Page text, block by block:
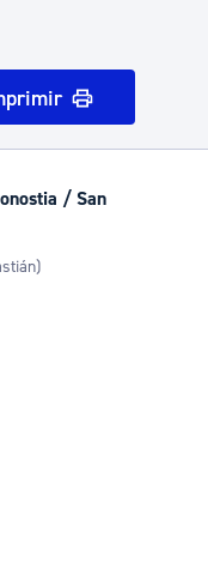
/ San